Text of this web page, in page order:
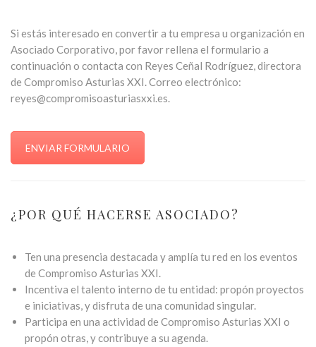
Si estás interesado en convertir a tu empresa u organización en
Asociado Corporativo, por favor rellena el formulario a
continuación o contacta con Reyes Ceñal Rodríguez, directora
de Compromiso Asturias XXI. Correo electrónico:
reyes@compromisoasturiasxxi.es.
ENVIAR FORMULARIO
¿POR QUÉ HACERSE ASOCIADO?
Ten una presencia destacada y amplía tu red en los eventos
de Compromiso Asturias XXI.
Incentiva el talento interno de tu entidad: propón proyectos
e iniciativas, y disfruta de una comunidad singular.
Participa en una actividad de Compromiso Asturias XXI o
propón otras, y contribuye a su agenda.